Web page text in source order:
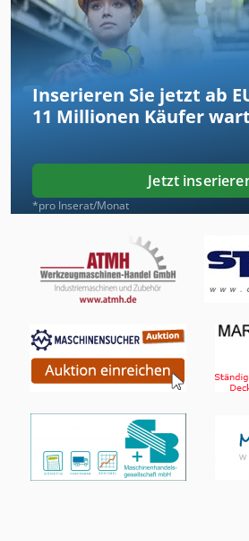
Inserieren Sie jetzt ab
11 Millionen Käufer
Jetzt
*pro Inserat/Monat